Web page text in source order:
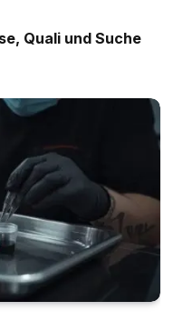
Quali und Suche